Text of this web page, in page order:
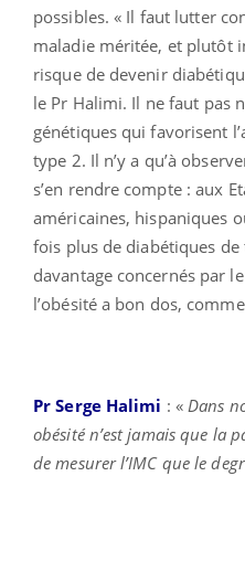
possibles. « Il faut lutter
maladie méritée, et plutôt
risque de devenir
le Pr Halimi. Il ne faut pas
génétiques qui favorisent
type 2. Il n’y a qu’à
s’en rendre compte : aux
américaines, hispaniques
fois plus de diabétiques de
davantage concernés par
l’obésité a bon dos,
Pr Serge Halimi : «Dans
obésité n’est jamais que la
de mesurer l’IMC que le